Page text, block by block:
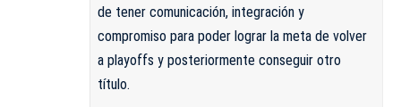
de tener comunicación, integración y
compromiso para poder lograr la meta de volver
a playoffs y posteriormente conseguir otro
título.